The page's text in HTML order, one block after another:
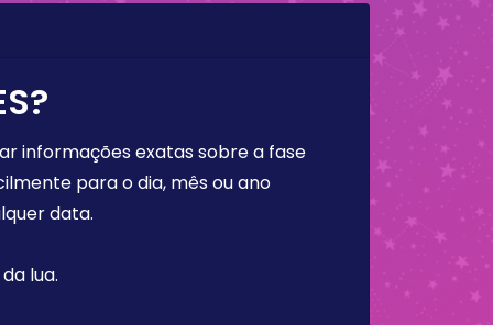
informações exatas sobre a fase
para o dia, mês ou ano
data.
lua.